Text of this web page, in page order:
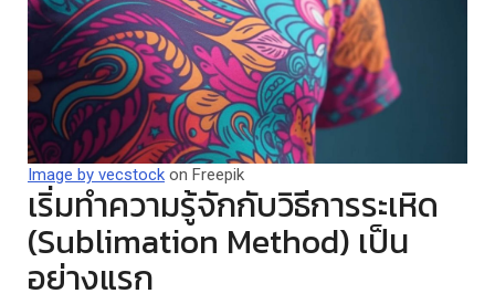
Image by vecstock on Freepik
เริ่มทำความรู้จักกับวิธีการระเหิด
(Sublimation Method) เป็น
อย่างแรก